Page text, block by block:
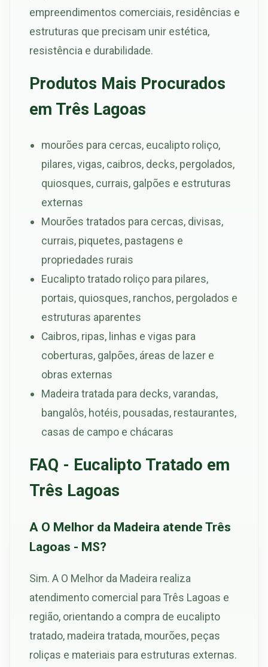
empreendimentos comerciais, residências e
estruturas que precisam unir estética,
resistência e durabilidade.
Produtos Mais Procurados
em Três Lagoas
mourões para cercas, eucalipto roliço,
pilares, vigas, caibros, decks, pergolados,
quiosques, currais, galpões e estruturas
externas
Mourões tratados para cercas, divisas,
currais, piquetes, pastagens e
propriedades rurais
Eucalipto tratado roliço para pilares,
portais, quiosques, ranchos, pergolados e
estruturas aparentes
Caibros, ripas, linhas e vigas para
coberturas, galpões, áreas de lazer e
obras externas
Madeira tratada para decks, varandas,
bangalôs, hotéis, pousadas, restaurantes,
casas de campo e chácaras
FAQ - Eucalipto Tratado em
Três Lagoas
A O Melhor da Madeira atende Três
Lagoas - MS?
Sim. A O Melhor da Madeira realiza
atendimento comercial para Três Lagoas e
região, orientando a compra de eucalipto
tratado, madeira tratada, mourões, peças
roliças e materiais para estruturas externas.